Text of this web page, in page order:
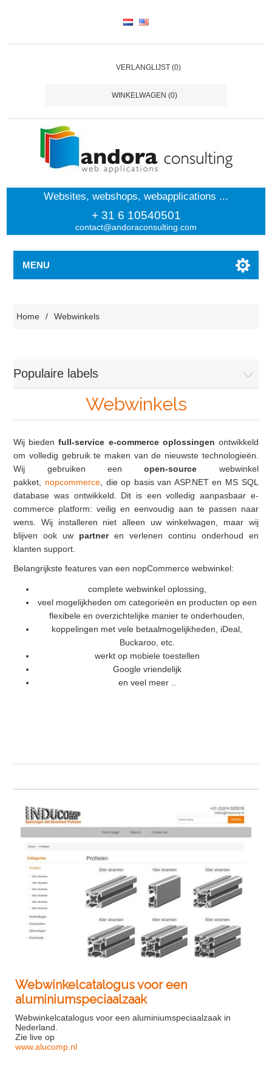
VERLANGLIJST (0)
WINKELWAGEN (0)
Websites, webshops, webapplications ...
+ 31 6 10540501
contact@andoraconsulting.com
MENU
Home / Webwinkels
Populaire labels
Webwinkels
Wij biedenfull-service e-commerce oplossingen ontwikkeld
om volledig gebruik te maken van de nieuwste technologieën.
Wij gebruiken eenopen-source webwinkel
pakket, nopcommerce, die op basis van ASP.NET en MS SQL
database was ontwikkeld. Dit is een volledig aanpasbaar e-
commerce platform: veilig en eenvoudig aan te passen naar
wens. Wij installeren niet alleen uw winkelwagen, maar wij
blijven ook uw partneren verlenen continu onderhoud en
klanten support.
Belangrijkste features van een nopCommerce webwinkel:
complete webwinkel oplossing,
veel mogelijkheden om categorieën en producten op een
flexibele en overzichtelijke manier te onderhouden,
koppelingen met vele betaalmogelijkheden, iDeal,
Buckaroo, etc.
werkt op mobiele toestellen
Google vriendelijk
en veel meer ..
Webwinkelcatalogus voor een
aluminiumspeciaalzaak
Webwinkelcatalogus voor een aluminiumspeciaalzaak in
Nederland.
Zie live op
www.alucomp.nl